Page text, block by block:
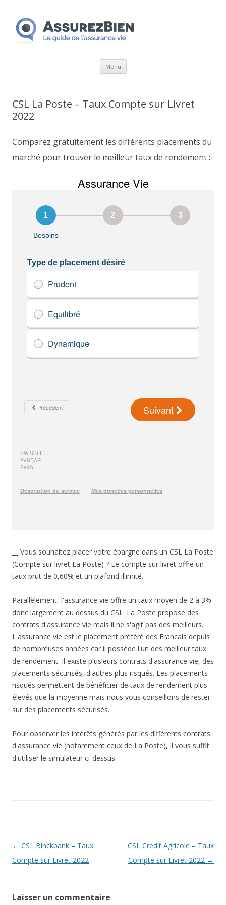
Menu Aller
CSL La Poste – Taux Compte sur Livret
2022
Comparez gratuitement les différents placements du
marché pour trouver le meilleur taux de rendement :
__ Vous souhaitez placer votre épargne dans un CSL La Poste
(Compte sur livret La Poste) ? Le compte sur livret offre un
taux brut de 0,60% et un plafond illimité.
Parallèlement, l'assurance vie offre un taux moyen de 2 à 3%
donc largement au dessus du CSL. La Poste propose des
contrats d'assurance vie mais il ne s'agit pas des meilleurs.
L'assurance vie est le placement préféré des Francais depuis
de nombreuses années car il possède l'un des meilleur taux
de rendement. Il existe plusieurs contrats d'assurance vie, des
placements sécurisés, d'autres plus risqués. Les placements
risqués permettent de bénéficier de taux de rendement plus
élevés que la moyenne mais nous vous conseillons de rester
sur des placements sécurisés.
Pour observer les intérêts générés par les différents contrats
d'assurance vie (notamment ceux de La Poste), il vous suffit
d'utiliser le simulateur ci-dessus.
Navigation
des
← CSL Binckbank – Taux
Compte sur Livret 2022
CSL Credit Agricole – Taux
Compte sur Livret 2022 →
Laisser un commentaire